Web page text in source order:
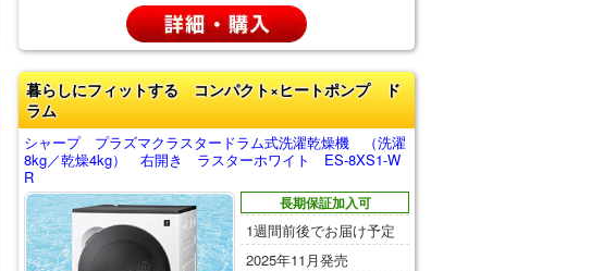
暮らしにフィットする コンパクト×ヒートポンプ ド
ラム
シャープ プラズマクラスタードラム式洗濯乾燥機 （洗濯
8kg／乾燥4kg） 右開き ラスターホワイト ES-8XS1-W
R
長期保証加入可
1週間前後でお届け予定
2025年11月発売